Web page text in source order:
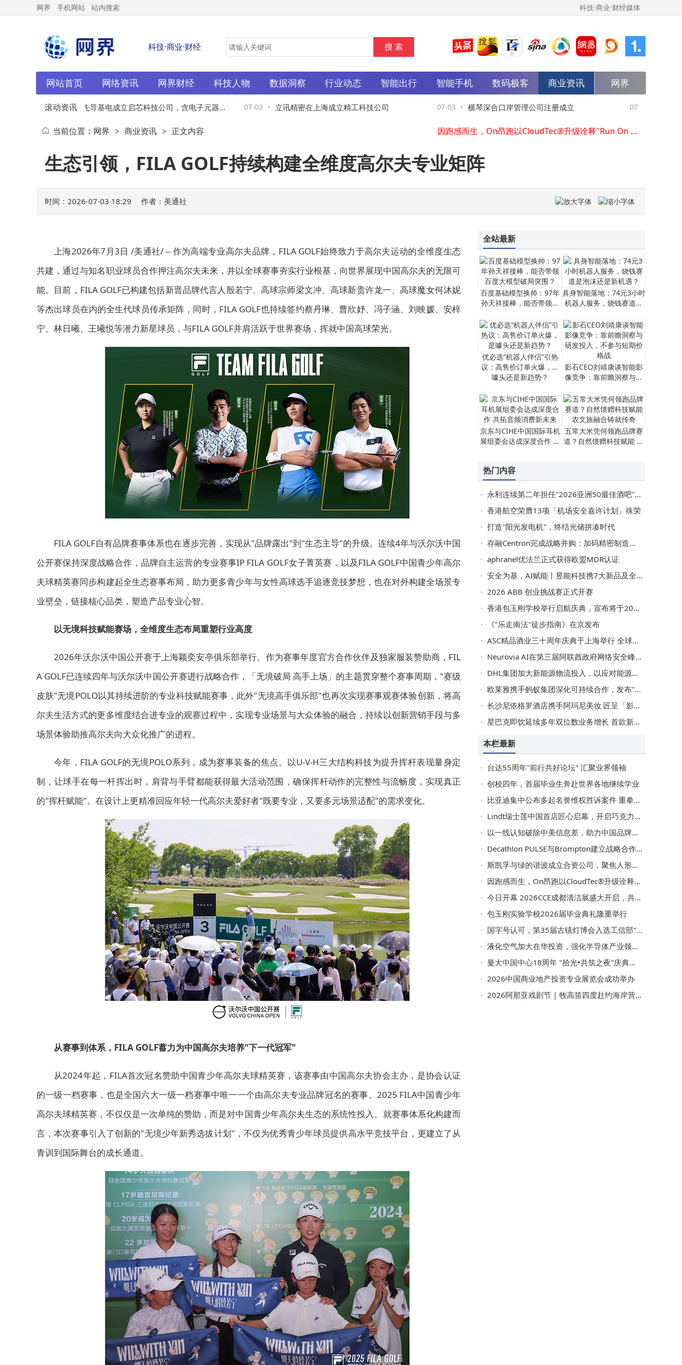
网界 手机网站 站内搜索 科技·商业·财经媒体
科技·商业·财经
网站首页 网络资讯 网界财经 科技人物 数据洞察 行业动态 智能出行 智能手机 数码极客 商业资讯 网界
滚动资讯
07-03 先导基电成立启芯科技公司，含电子元器件
业务
07-03 立讯精密在上海成立精工科技公司 07-03 横琴深合口岸管理公司注册成立 07-03
国字号认可，第35届古镇灯博会入选工信部"消费名品全国行"
创校四年，首届毕业生奔赴世界各地继续学业
Lindt瑞士莲中国首店匠心启幕，开启巧克力甜蜜新体验
Decathlon PULSE与Brompton建立战略合作伙伴关系，共同推动微出行生活方式发展
斯凯孚与绿的谐波成立合资公司，聚焦人形机器人精密部件
今日开幕 2026CCE成都清洁展盛大开启，共探西南清洁市场新机遇
创校四年，首届毕业生奔赴世界各地继续学业
当前位置： 网界 > 商业资讯 > 正文内容
生态引领，FILA GOLF持续构建全维度高尔夫专业矩阵
时间：2026-07-03 18:29 作者：美通社
上海2026年7月3日 /美通社/ -- 作为高端专业高尔夫品牌，FILA GOLF始终致力于高尔夫运动的全维度生态
共建，通过与知名职业球员合作押注高尔夫未来，并以全球赛事夯实行业根基，向世界展现中国高尔夫的无限可
能。目前，FILA GOLF已构建包括新晋品牌代言人殷若宁、高球宗师梁文冲、高球新贵许龙一、高球魔女何沐妮
等杰出球员在内的全生代球员传承矩阵，同时，FILA GOLF也持续签约蔡丹琳、曹欣妤、冯子涵、刘映媛、安梓
宁、林日曦、王曦悦等潜力新星球员，与FILA GOLF并肩活跃于世界赛场，挥就中国高球荣光。
FILA GOLF自有品牌赛事体系也在逐步完善，实现从"品牌露出"到"生态主导"的升级。连续4年与沃尔沃中国
公开赛保持深度战略合作，品牌自主运营的专业赛事IP FILA GOLF女子菁英赛，以及FILA GOLF中国青少年高尔
夫球精英赛同步构建起全生态赛事布局，助力更多青少年与女性高球选手追逐竞技梦想，也在对外构建全场景专
业壁垒，链接核心品类，塑造产品专业心智。
以无境科技赋能赛场 ， 全维度生态布局重塑行业高度
2026年沃尔沃中国公开赛于上海颖奕安亭俱乐部举行。 作为赛事年度官方合作伙伴及独家服装赞助商，FIL
A GOLF已连续四年与沃尔沃中国公开赛进行战略合作，「无境破局 高手上场」的主题贯穿整个赛事周期，"赛级
皮肤"无境POLO以其持续进阶的专业科技赋能赛事，此外"无境高手俱乐部"也再次实现赛事观赛体验创新，将高
尔夫生活方式的更多维度结合进专业的观赛过程中，实现专业场景与大众体验的融合，持续以创新营销手段与多
场景体验助推高尔夫向大众化推广的进程。
今年，FILA GOLF的无境POLO系列，成为赛事装备的焦点。以U-V-H三大结构科技为提升挥杆表现量身定
制，让球手在每一杆挥出时，肩背与手臂都能获得最大活动范围，确保挥杆动作的完整性与流畅度，实现真正
的"挥杆赋能"。在设计上更精准回应年轻一代高尔夫爱好者"既要专业，又要多元场景适配"的需求变化。
从赛事到体系，FILA GOLF蓄力为中国高尔夫培养"下一代冠军"
从2024年起，FILA首次冠名赞助中国青少年高尔夫球精英赛，该赛事由中国高尔夫协会主办，是协会认证
的一级一档赛事， 也是全国六大一级一档赛事中唯一一个由高尔夫专业品牌冠名的赛事。2025 FILA中国青少年
高尔夫球精英赛，不仅仅是一次单纯的赞助，而是对中国青少年高尔夫生态的系统性投入。就赛事体系化构建而
言，本次赛事引入了创新的"无境少年新秀选拔计划"，不仅为优秀青少年球员提供高水平竞技平台，更建立了从
青训到国际舞台的成长通道。
全站最新
百度基础模型换帅：97年
孙天祥接棒，能否带领百
具身智能落地：74元3小时
机器人服务，烧钱赛道是
优必选“机器人伴侣”引热
议：高售价订单火爆，是
噱头还是新趋势？
影石CEO刘靖康谈智能影
像竞争：靠前瞻洞察与研
战
京东与CIHE中国国际耳机
展组委会达成深度合作 共
五常大米凭何领跑品牌赛
道？自然馈赠科技赋能 农
热门内容
永利连续第二年担任"2026亚洲50最佳酒吧"官方主办目的地合作伙伴
香港航空荣膺13项「机场安全嘉许计划」殊荣
打造"阳光发电机"，终结光储拼凑时代
存融Centron完成战略并购：加码精密制造，筑牢核心零部件"自主可控"护城河
aphranel优法兰正式获得欧盟MDR认证
安全为基，AI赋能丨昱能科技携7大新品及全场景光储方案闪耀SNEC
2026 ABB 创业挑战赛正式开赛
香港包玉刚学校举行启航庆典，宣布将于2026年8月正式开学
《"乐走南法"徒步指南》在京发布
ASC精品酒业三十周年庆典于上海举行 全球逾50家知名酒庄领袖齐聚一堂
Neurovia AI在第三届阿联酋政府网络安全峰会上展示NeuroStream™技术成果，共筑可信视觉智能基础设施
DHL集团加大新能源物流投入，以应对能源韧性需求激增
欧莱雅携手蚂蚁集团深化可持续合作，发布"芯"动就行动可持续消费与绿色生活宣言
长沙尼依格罗酒店携手阿玛尼美妆 匠呈「影木浮光」联名主题下午茶
星巴克即饮延续多年双位数业务增长 首款新潮袋装咖啡全新上市
本栏最新
台达55周年"前行共好论坛" 汇聚业界领袖
创校四年，首届毕业生奔赴世界各地继续学业
比亚迪集中公布多起名誉维权胜诉案件 重拳打击“黑公关”
Lindt瑞士莲中国首店匠心启幕，开启巧克力甜蜜新体验
以一线认知破除中美信息差，助力中国品牌走向海外 | GBI 中美出海峰会•上海场圆满落幕
Decathlon PULSE与Brompton建立战略合作伙伴关系，共同推动微出行生活方式发展
斯凯孚与绿的谐波成立合资公司，聚焦人形机器人精密部件
因跑感而生，On昂跑以CloudTec®升级诠释"Run On Clouds"全新理念
今日开幕 2026CCE成都清洁展盛大开启，共探西南清洁市场新机遇
包玉刚实验学校2026届毕业典礼隆重举行
国字号认可，第35届古镇灯博会入选工信部"消费名品全国行"
液化空气加大在华投资，强化半导体产业领域布局
曼大中国中心18周年 "拾光•共筑之夜"庆典在沪举行
2026中国商业地产投资专业展览会成功举办
2026阿那亚戏剧节 | 牧高笛四度赴约海岸营地，山海无界，向野而生